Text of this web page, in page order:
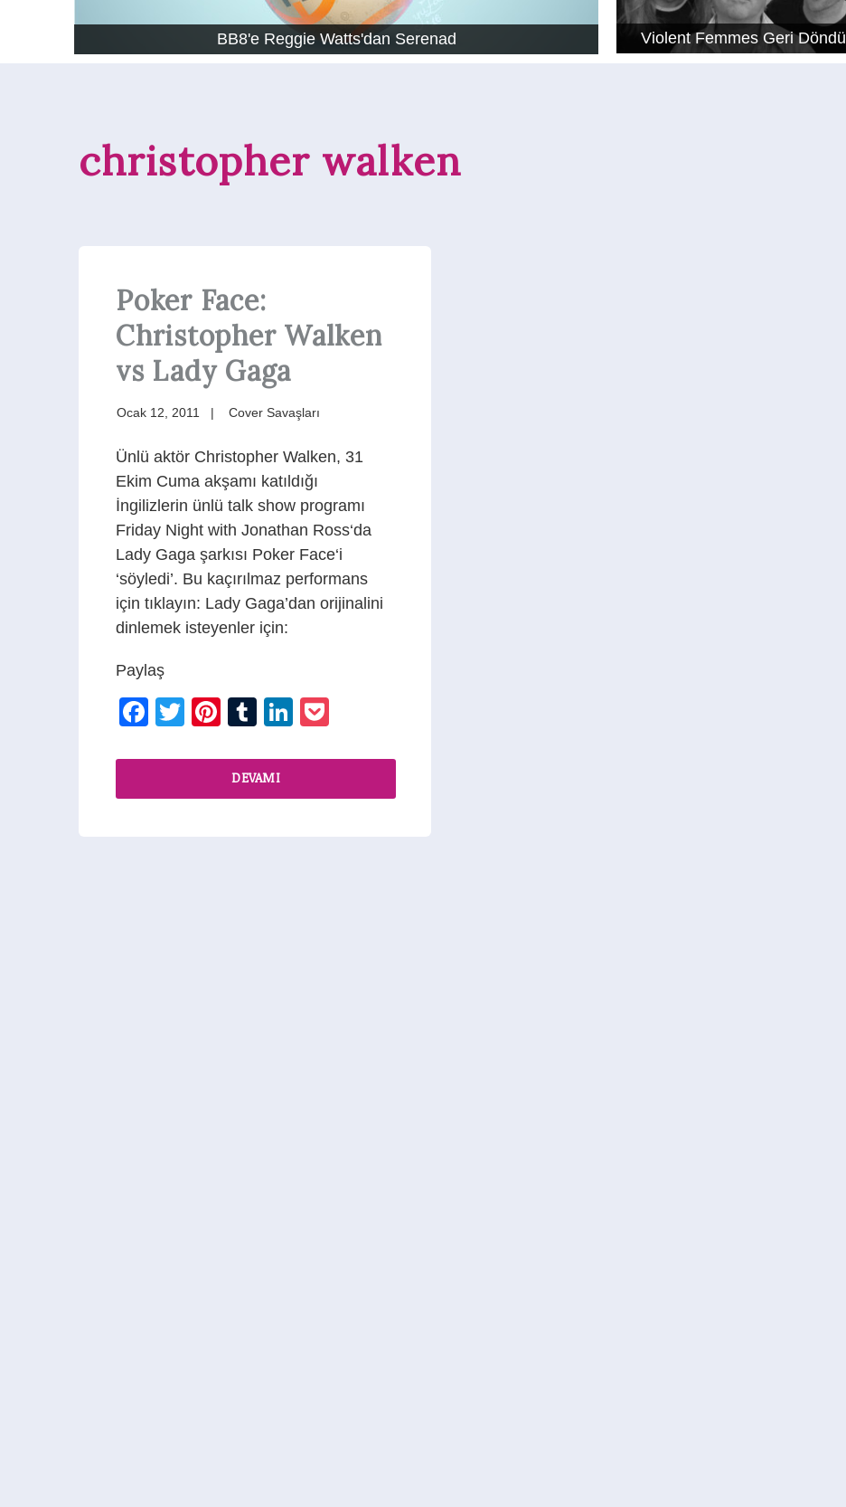
BB8'e Reggie Watts'dan Serenad Violent Femmes Geri Döndü
christopher walken
Poker Face:
Christopher Walken
vs Lady Gaga
Ocak 12, 2011 Cover Savaşları
Ünlü aktör Christopher Walken, 31
Ekim Cuma akşamı katıldığı
İngilizlerin ünlü talk show programı
Friday Night with Jonathan Ross‘da
Lady Gaga şarkısı Poker Face‘i
‘söyledi’. Bu kaçırılmaz performans
için tıklayın: Lady Gaga’dan orijinalini
dinlemek isteyenler için:
Paylaş
Facebook
TwitterPinterest
TumblrLinkedIn
DEVAMI